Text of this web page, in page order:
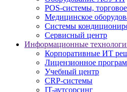
POS-системы,
Медицинское
Системы
Сервисный центр
Информационные
Корпоративные ИТ
Лицензионное
Учебный центр
CRP-системы
IT-аутсорсинг